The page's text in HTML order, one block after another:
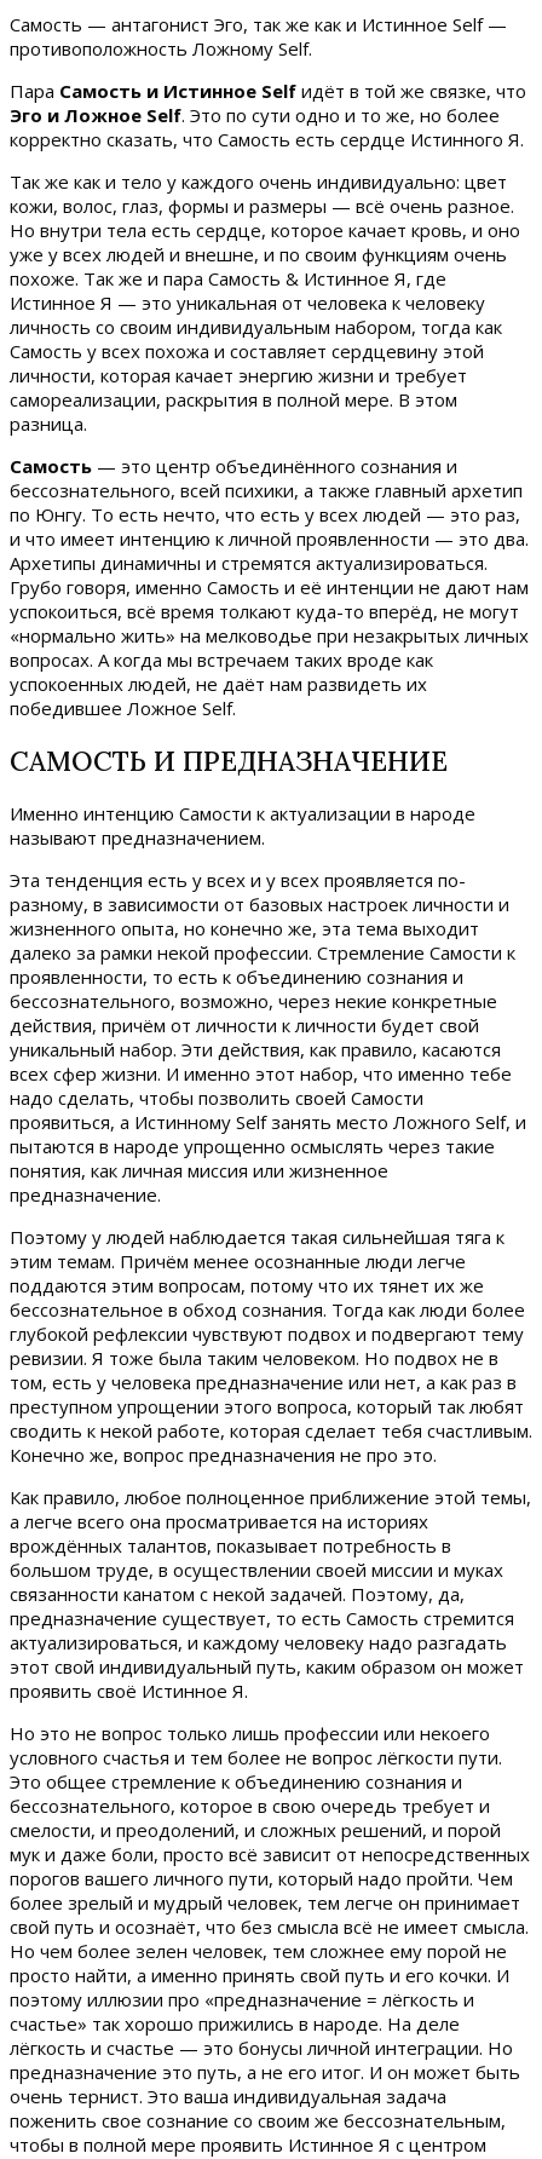
Самость — антагонист Эго, так же как и Истинное Self —
противоположность Ложному Self.
Пара Самость и Истинное Self идёт в той же связке, что
Эго и Ложное Self. Это по сути одно и то же, но более
корректно cказать, что Самость есть сердце Истинного Я.
Так же как и тело у каждого очень индивидуально: цвет
кожи, волос, глаз, формы и размеры — всё очень разное.
Но внутри тела есть сердце, которое качает кровь, и оно
уже у всех людей и внешне, и по своим функциям очень
похоже. Так же и пара Самость & Истинное Я, где
Истинное Я — это уникальная от человека к человеку
личность со своим индивидуальным набором, тогда как
Самость у всех похожа и составляет сердцевину этой
личности, которая качает энергию жизни и требует
самореализации, раскрытия в полной мере. В этом
разница.
Самость — это центр объединённого сознания и
бессознательного, всей психики, а также главный архетип
по Юнгу. То есть нечто, что есть у всех людей — это раз,
и что имеет интенцию к личной проявленности — это два.
Архетипы динамичны и стремятся актуализироваться.
Грубо говоря, именно Самость и её интенции не дают нам
успокоиться, всё время толкают куда-то вперёд, не могут
«нормально жить» на мелководье при незакрытых личных
вопросах. А когда мы встречаем таких вроде как
успокоенных людей, не даёт нам развидеть их
победившее Ложное Self.
САМОСТЬ И ПРЕДНАЗНАЧЕНИЕ
Именно интенцию Самости к актуализации в народе
называют предназначением.
Эта тенденция есть у всех и у всех проявляется по-
разному, в зависимости от базовых настроек личности и
жизненного опыта, но конечно же, эта тема выходит
далеко за рамки некой профессии. Стремление Самости к
проявленности, то есть к объединению сознания и
бессознательного, возможно, через некие конкретные
действия, причём от личности к личности будет свой
уникальный набор. Эти действия, как правило, касаются
всех сфер жизни. И именно этот набор, что именно тебе
надо сделать, чтобы позволить своей Самости
проявиться, а Истинному Self занять место Ложного Self, и
пытаются в народе упрощенно осмыслять через такие
понятия, как личная миссия или жизненное
предназначение.
Поэтому у людей наблюдается такая сильнейшая тяга к
этим темам. Причём менее осознанные люди легче
поддаются этим вопросам, потому что их тянет их же
бессознательное в обход сознания. Тогда как люди более
глубокой рефлексии чувствуют подвох и подвергают тему
ревизии. Я тоже была таким человеком. Но подвох не в
том, есть у человека предназначение или нет, а как раз в
преступном упрощении этого вопроса, который так любят
сводить к некой работе, которая сделает тебя счастливым.
Конечно же, вопрос предназначения не про это.
Как правило, любое полноценное приближение этой темы,
а легче всего она просматривается на историях
врождённых талантов, показывает потребность в
большом труде, в осуществлении своей миссии и муках
связанности канатом с некой задачей. Поэтому, да,
предназначение существует, то есть Самость стремится
актуализироваться, и каждому человеку надо разгадать
этот свой индивидуальный путь, каким образом он может
проявить своё Истинное Я.
Но это не вопрос только лишь профессии или некоего
условного счастья и тем более не вопрос лёгкости пути.
Это общее стремление к объединению сознания и
бессознательного, которое в свою очередь требует и
смелости, и преодолений, и сложных решений, и порой
мук и даже боли, просто всё зависит от непосредственных
порогов вашего личного пути, который надо пройти. Чем
более зрелый и мудрый человек, тем легче он принимает
свой путь и осознаёт, что без смысла всё не имеет смысла.
Но чем более зелен человек, тем сложнее ему порой не
просто найти, а именно принять свой путь и его кочки. И
поэтому иллюзии про «предназначение = лёгкость и
счастье» так хорошо прижились в народе. На деле
лёгкость и счастье — это бонусы личной интеграции. Но
предназначение это путь, а не его итог. И он может быть
очень тернист. Это ваша индивидуальная задача
поженить свое сознание со своим же бессознательным,
чтобы в полной мере проявить Истинное Я с центром